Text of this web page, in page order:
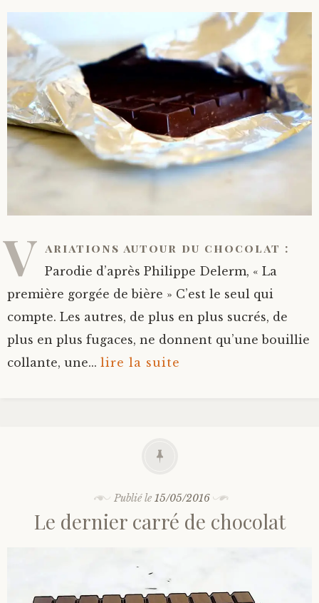
V ariations autour du chocolat :
Parodie d’après Philippe Delerm, « La
première gorgée de bière » C’est le seul qui
compte. Les autres, de plus en plus sucrés, de
plus en plus fugaces, ne donnent qu’une bouillie
collante, une... lire la suite
Publié le 15/05/2016
Le dernier carré de chocolat